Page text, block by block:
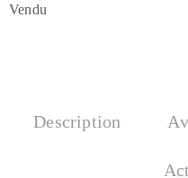
Vendu
Description